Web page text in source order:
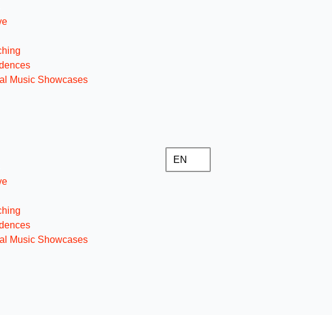
Music Showcases
Music Showcases
EN